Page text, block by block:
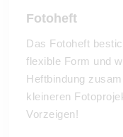
Fotoheft
Das Fotoheft
flexible Form und
Heftbindung
kleineren
Vorzeigen!